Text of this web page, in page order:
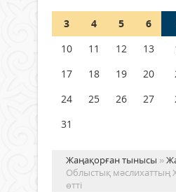
Германия аптап
бастады
04 тамыз 2026 ж.
3
4 5 6
10
11 12 13
17
18 19 20
24
25 26 27
31
Жаңақорған тынысы »
Облыстық мәслихаттың
өтті